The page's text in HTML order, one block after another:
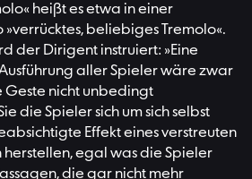
heißt es etwa in einer
beliebiges Tremolo«.
der Dirigent instruiert: »Eine
aller Spieler wäre zwar
Geste nicht unbedingt
die Spieler sich um sich selbst
Effekt eines verstreuten
herstellen, egal was die Spieler
die gar nicht mehr